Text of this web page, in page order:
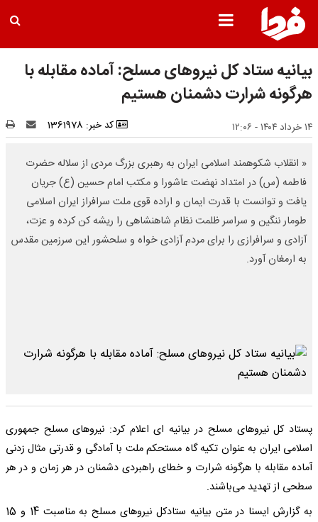
بیانیه ستاد کل نیروهای مسلح: آماده مقابله با
هرگونه شرارت دشمنان هستیم
۱۴ خرداد ۱۴۰۴ - ۱۲:۰۶ کد خبر: 1361978
« انقلاب شکوهمند اسلامی ایران به رهبری بزرگ مردی از سلاله حضرت
فاطمه (س) در امتداد نهضت عاشورا و مکتب امام حسین (ع) جریان
یافت و توانست با قدرت ایمان و اراده قوی ملت سرافراز ایران اسلامی
طومار ننگین و سراسر ظلمت نظام شاهنشاهی را ریشه کن کرده و عزت،
آزادی و سرافرازی را برای مردم آزادی خواه و سلحشور این سرزمین مقدس
به ارمغان آورد.
پستاد کل نیروهای مسلح در بیانیه ای اعلام کرد: نیروهای مسلح جمهوری
اسلامی ایران به عنوان تکیه گاه مستحکم ملت با آمادگی و قدرتی مثال زدنی
آماده مقابله با هرگونه شرارت و خطای راهبردی دشمنان در هر زمان و در هر
سطحی از تهدید می‌باشند.
به گزارش ایسنا در متن بیانیه ستادکل نیروهای مسلح به مناسبت 14 و 15